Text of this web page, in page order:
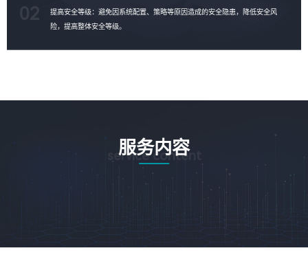
提高安全等级：避免因系统配置、策略等原因造成的安全隐患，降低安全风
险，提高整体安全等级。
服务内容
service content